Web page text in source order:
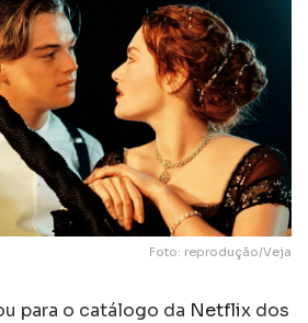
Foto: reprodução/Veja
para o catálogo da Netflix dos